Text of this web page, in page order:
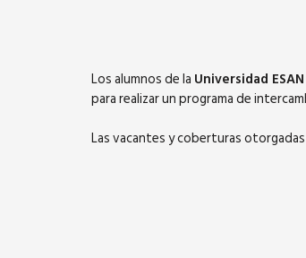
Los alumnos de la Universidad ESAN
para realizar un programa de
Las vacantes y coberturas